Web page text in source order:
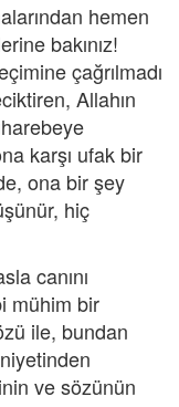
hemen
bakınız!
çağrılmadı
Allahın
karşı ufak bir
ona bir şey
hiç
canını
mühim bir
ile, bundan
ve sözünün